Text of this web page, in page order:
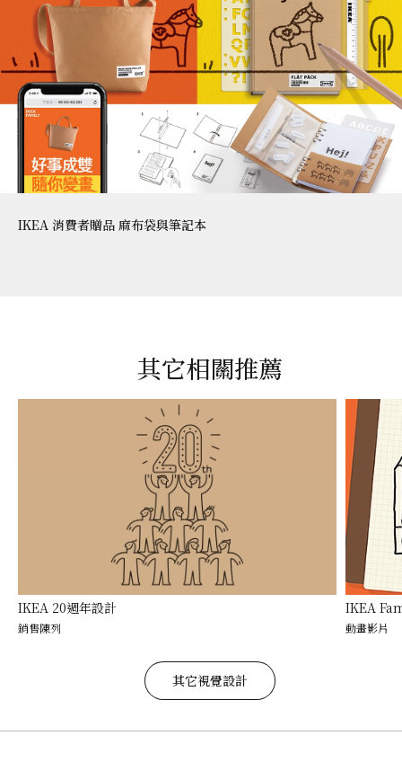
IKEA 消費者贈品 麻布袋與筆記本
其它相關推薦
IKEA 20週年設計
銷售陳列
IKEA
動畫影片
其它視覺設計